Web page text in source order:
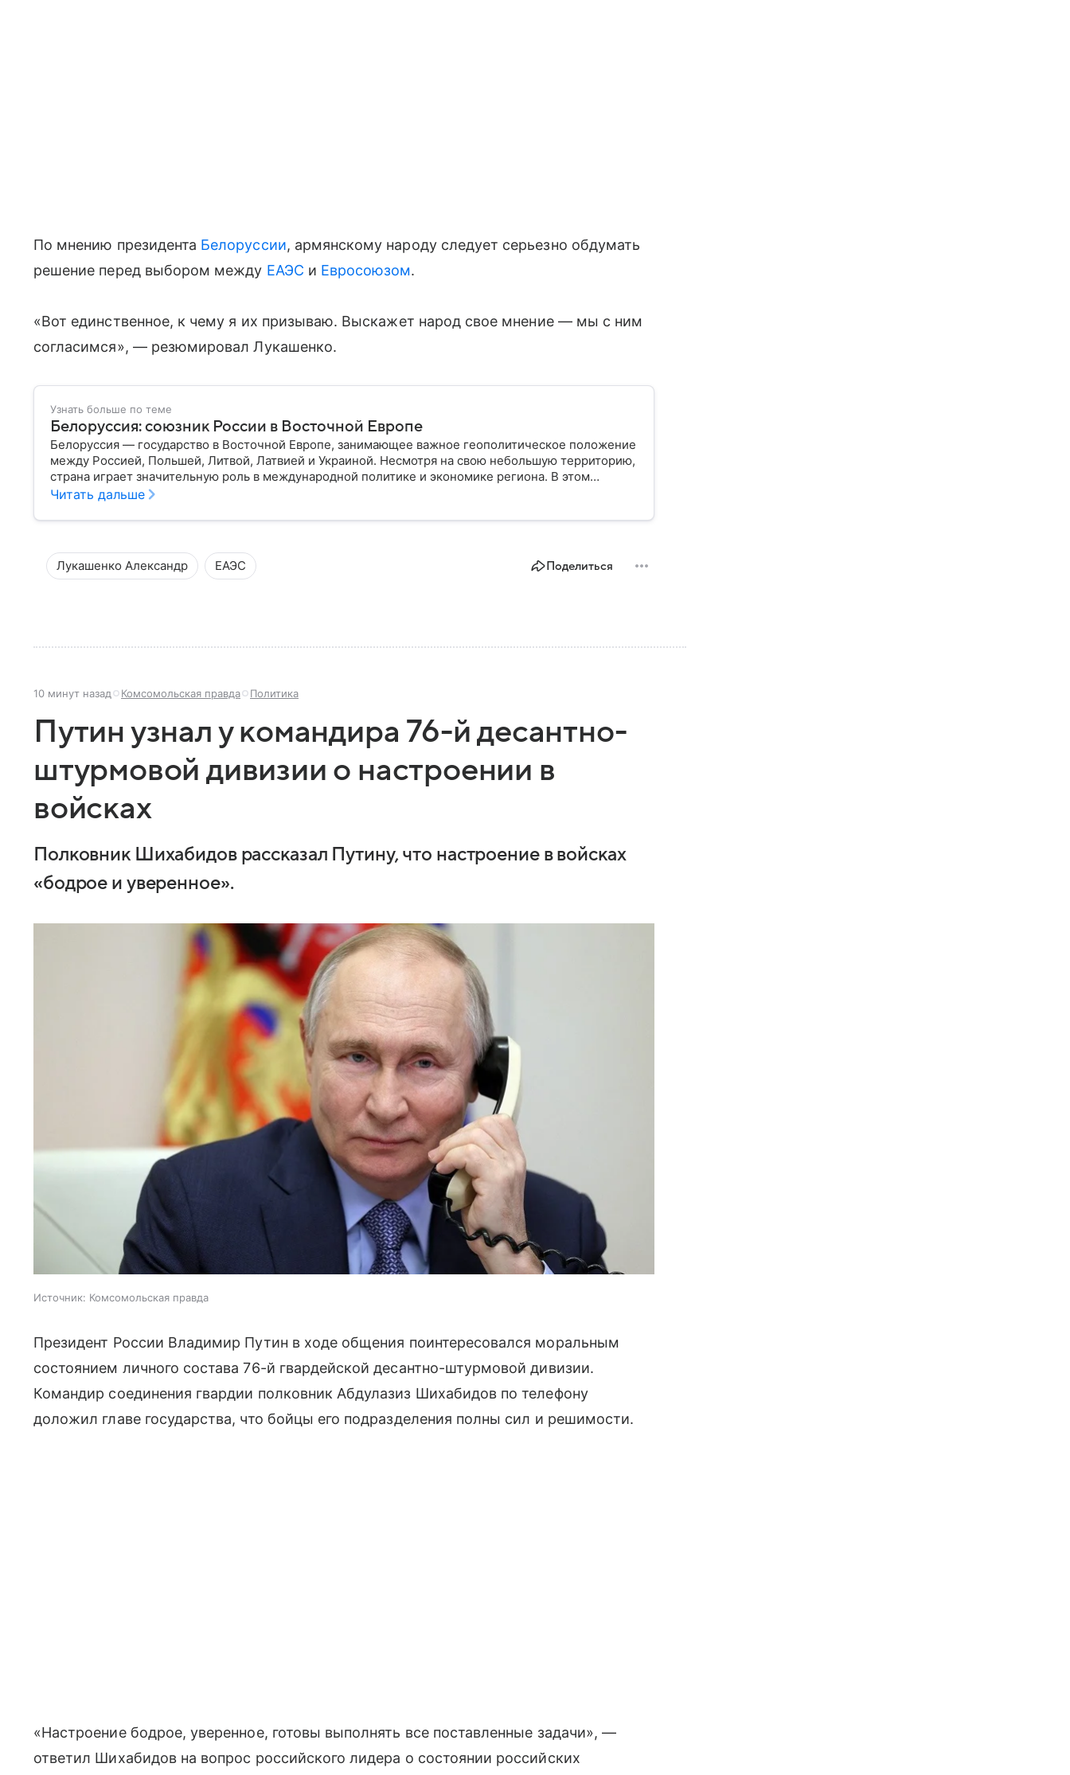
По мнению президента Белоруссии, армянскому народу следует серьезно обдумать
решение перед выбором между ЕАЭС и Евросоюзом.
«Вот единственное, к чему я их призываю. Выскажет народ свое мнение — мы с ним
согласимся», — резюмировал Лукашенко.
Узнать больше по теме
Белоруссия: союзник России в Восточной Европе
Белоруссия — государство в Восточной Европе, занимающее важное геополитическое положение
между Россией, Польшей, Литвой, Латвией и Украиной. Несмотря на свою небольшую территорию,
страна играет значительную роль в международной политике и экономике региона. В этом
материале разбираем главное о союзной РФ республике.
Читать дальше
Лукашенко Александр ЕАЭС Поделиться
10 минут назад Комсомольская правда Политика
Путин узнал у командира 76-й десантно-
штурмовой дивизии о настроении в
войсках
Полковник Шихабидов рассказал Путину, что настроение в войсках
«бодрое и уверенное».
Источник: Комсомольская правда
Президент России Владимир Путин в ходе общения поинтересовался моральным
состоянием личного состава 76-й гвардейской десантно-штурмовой дивизии.
Командир соединения гвардии полковник Абдулазиз Шихабидов по телефону
доложил главе государства, что бойцы его подразделения полны сил и решимости.
«Настроение бодрое, уверенное, готовы выполнять все поставленные задачи», —
ответил Шихабидов на вопрос российского лидера о состоянии российских